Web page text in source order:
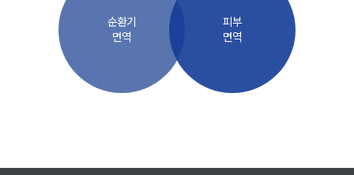
순환기
면역
피부
면역